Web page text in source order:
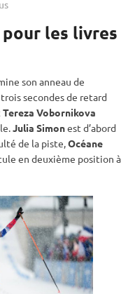
les livres
son anneau de
secondes de retard
Tereza Vobornikova
Julia Simonest d’abord
de la piste,Océane
en deuxième position à